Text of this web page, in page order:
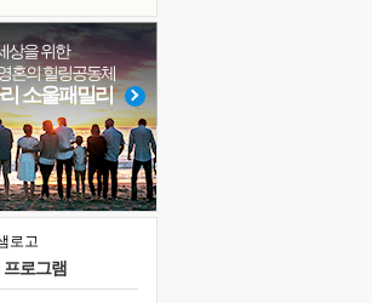
제가 되는 것
법'을 먼저
사진을 보며
아픈 아버지를 위한 공간 설계
극심한 변비, 어깨결림, 수면 장애
은 어머니
유년 시절의 부산 영도 바다
꼰대들
속의 나
#계획
#나눔
#독서
#면역력
#건강
#삶
#바이러스
#유튜브
상을 위한
혼의 힐링공동체
소울패밀리
로그램